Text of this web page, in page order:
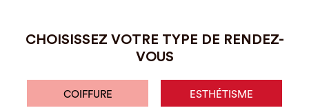
CHOISISSEZ VOTRE TYPE DE RENDEZ-
VOUS
COIFFURE ESTHÉTISME